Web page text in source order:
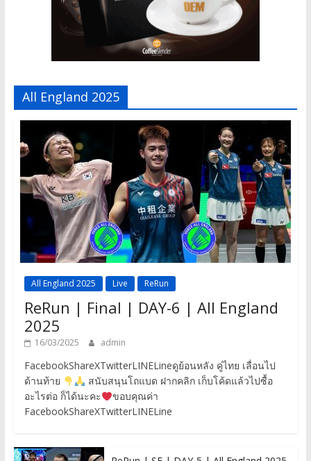
All England 2025
All England 2025 Live ReRun
ReRun | Final | DAY-6 | All England
2025
16/03/2025 admin
FacebookShareXTwitterLINELineดูย้อนหลัง คู่ไทย เลื่อนไป
ด้านท้าย
สนับสนุนโถแบด ฝากคลิก เก็บโค้ดแล้วไปซื้อ
อะไรต่อ ก็ได้นะคะ
ขอบคุณค่า
FacebookShareXTwitterLINELine